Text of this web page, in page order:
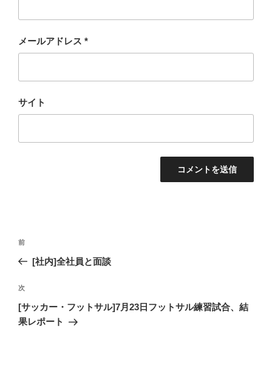
メールアドレス *
サイト
投
ビ
ゲ
ー
過
去
投
稿
前
[社内]全社員と面談
次
の
投
次
[サッカー・フットサル]7月23日フットサル練習試合、結
果レポート